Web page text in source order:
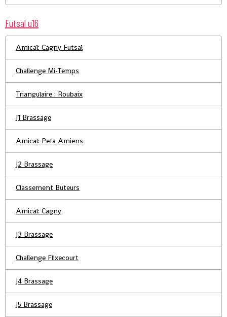
Futsal u16
Amical: Cagny Futsal
Challenge Mi-Temps
Triangulaire : Roubaix
J1 Brassage
Amical: Pefa Amiens
J2 Brassage
Classement Buteurs
Amical: Cagny
J3 Brassage
Challenge Flixecourt
J4 Brassage
J5 Brassage